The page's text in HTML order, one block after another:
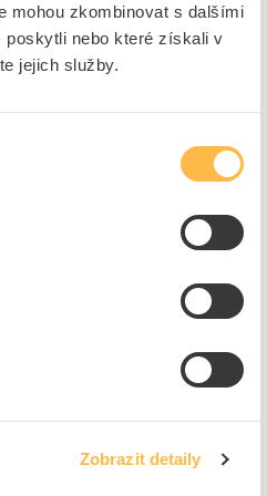
mohou zkombinovat s dalšími
poskytli nebo které získali v
jejich služby.
Zobrazit detaily
292,87 Kč/ks
do košíku